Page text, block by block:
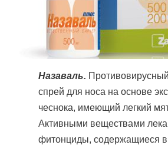
Назаваль.
спрей для носа на основе
чеснока, имеющий легкий
Активными веществами
фитонциды, содержащиеся в